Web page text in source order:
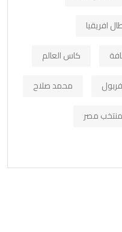
افريقيا
كاس العالم
محمد صلاح
منتخب مصر